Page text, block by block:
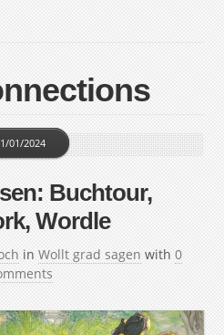
Buchtour,
Wordle
01/2024
in Wollt grad sagen with 0